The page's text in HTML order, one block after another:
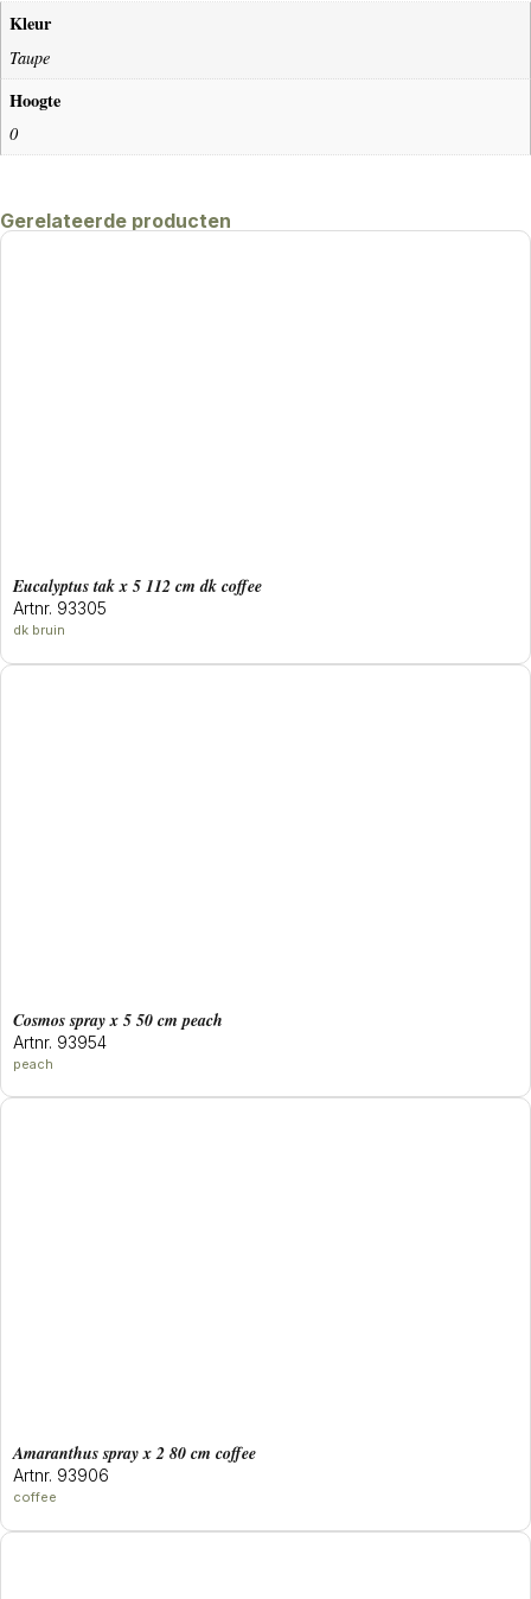
Kleur
Taupe
Hoogte
0
Gerelateerde producten
eucalyptus tak x 5 112 cm dk coffee
Artnr. 93305
dk bruin
cosmos spray x 5 50 cm peach
Artnr. 93954
peach
amaranthus spray x 2 80 cm coffee
Artnr. 93906
coffee